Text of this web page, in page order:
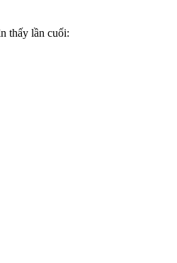
thấy lần cuối: